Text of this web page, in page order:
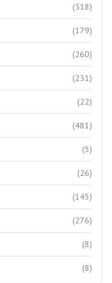
(318)
(179)
(260)
(231)
(22)
(481)
(5)
(26)
(145)
(276)
(8)
(8)